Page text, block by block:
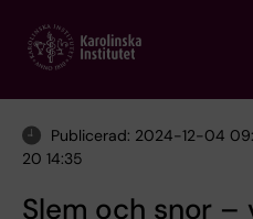
main
Publicerad: 2024-12-04
20 14:35
Slem och snor –